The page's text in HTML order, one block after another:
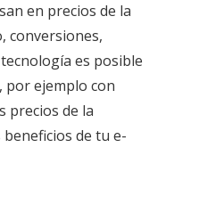
en precios de la
conversiones,
es posible
ejemplo con
precios de la
de tu e-